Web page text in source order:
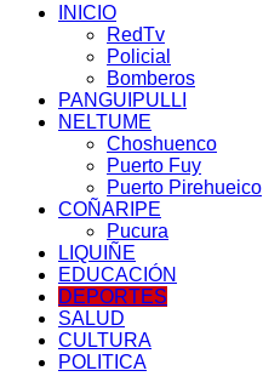
INICIO
RedTv
Policial
Bomberos
PANGUIPULLI
NELTUME
Choshuenco
Puerto Fuy
Puerto Pirehueico
COÑARIPE
Pucura
LIQUIÑE
EDUCACIÓN
DEPORTES
SALUD
CULTURA
POLITICA